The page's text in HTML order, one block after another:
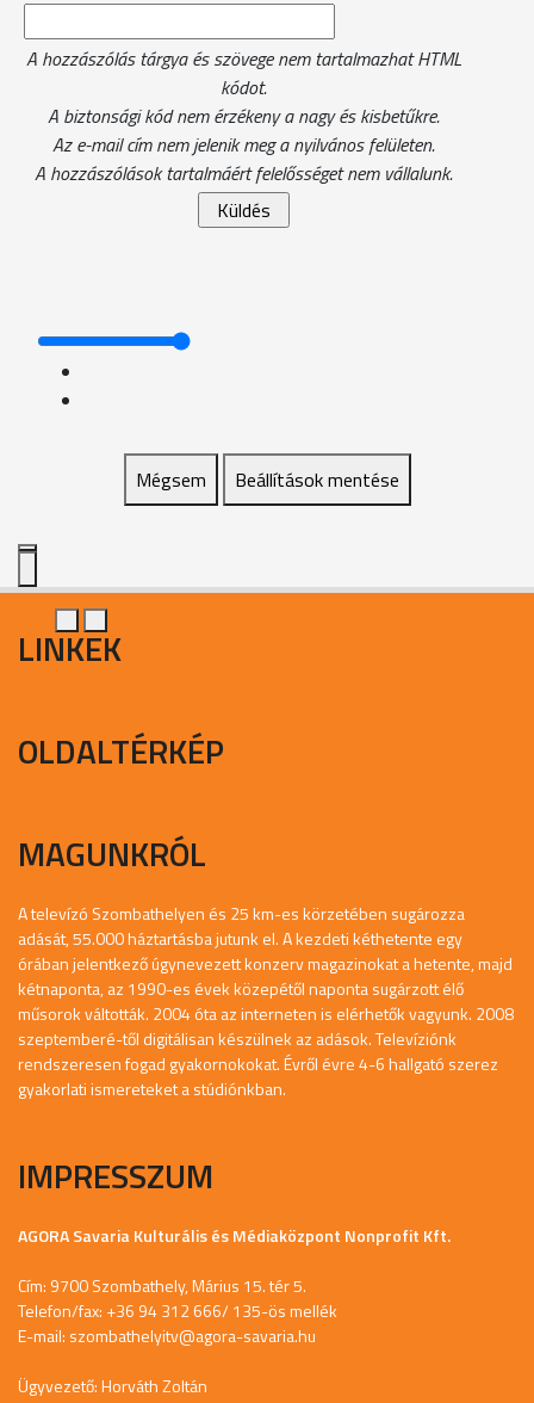
A hozzászólás tárgya és szövege nem tartalmazhat HTML
kódot.
A biztonsági kód nem érzékeny a nagy és kisbetűkre.
Az e-mail cím nem jelenik meg a nyilvános felületen.
A hozzászólások tartalmáért felelősséget nem vállalunk.
Mégsem Beállítások mentése
LINKEK
OLDALTÉRKÉP
MAGUNKRÓL
A televízó Szombathelyen és 25 km-es körzetében sugározza
adását, 55.000 háztartásba jutunk el. A kezdeti kéthetente egy
órában jelentkező úgynevezett konzerv magazinokat a hetente, majd
kétnaponta, az 1990-es évek közepétől naponta sugárzott élő
műsorok váltották. 2004 óta az interneten is elérhetők vagyunk. 2008
szeptemberé-től digitálisan készülnek az adások. Televíziónk
rendszeresen fogad gyakornokokat. Évről évre 4-6 hallgató szerez
gyakorlati ismereteket a stúdiónkban.
IMPRESSZUM
AGORA Savaria Kulturális és Médiaközpont Nonprofit Kft.
Cím: 9700 Szombathely, Márius 15. tér 5.
Telefon/fax: +36 94 312 666/ 135-ös mellék
E-mail: szombathelyitv@agora-savaria.hu
Ügyvezető: Horváth Zoltán